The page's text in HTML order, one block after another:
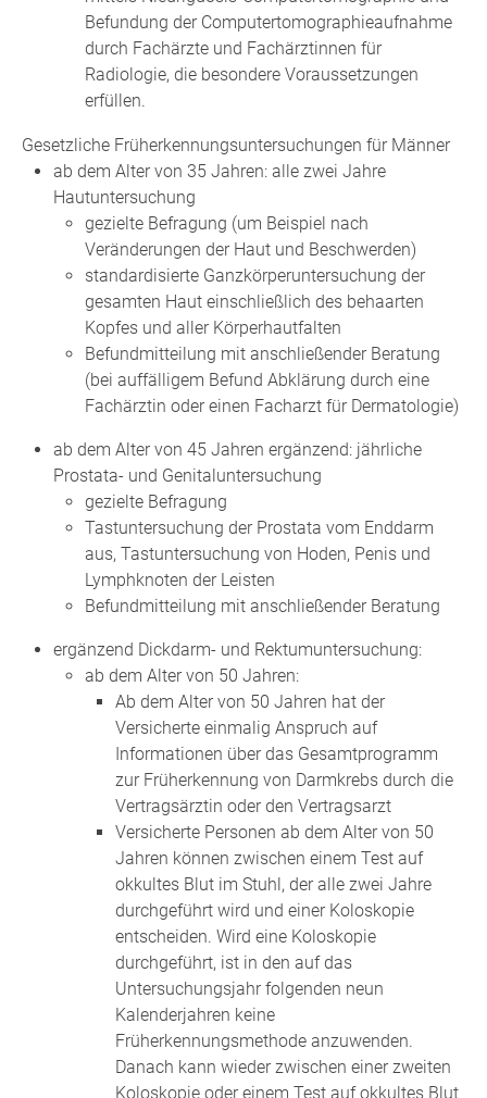
Befundung der Computertomographieaufnahme
durch Fachärzte und Fachärztinnen für
Radiologie, die besondere Voraussetzungen
erfüllen.
Gesetzliche Früherkennungsuntersuchungen für Männer
ab dem Alter von 35 Jahren: alle zwei Jahre
Hautuntersuchung
gezielte Befragung (um Beispiel nach
Veränderungen der Haut und Beschwerden)
standardisierte Ganzkörperuntersuchung der
gesamten Haut einschließlich des behaarten
Kopfes und aller Körperhautfalten
Befundmitteilung mit anschließender Beratung
(bei auffälligem Befund Abklärung durch eine
Fachärztin oder einen Facharzt für Dermatologie)
ab dem Alter von 45 Jahren ergänzend: jährliche
Prostata- und Genitaluntersuchung
gezielte Befragung
Tastuntersuchung der Prostata vom Enddarm
aus, Tastuntersuchung von Hoden, Penis und
Lymphknoten der Leisten
Befundmitteilung mit anschließender Beratung
ergänzend Dickdarm- und Rektumuntersuchung:
ab dem Alter von 50 Jahren:
Ab dem Alter von 50 Jahren hat der
Versicherte einmalig Anspruch auf
Informationen über das Gesamtprogramm
zur Früherkennung von Darmkrebs durch die
Vertragsärztin oder den Vertragsarzt
Versicherte Personen ab dem Alter von 50
Jahren können zwischen einem Test auf
okkultes Blut im Stuhl, der alle zwei Jahre
durchgeführt wird und einer Koloskopie
entscheiden. Wird eine Koloskopie
durchgeführt, ist in den auf das
Untersuchungsjahr folgenden neun
Kalenderjahren keine
Früherkennungsmethode anzuwenden.
Danach kann wieder zwischen einer zweiten
Koloskopie odereinem Test auf okkultes Blut